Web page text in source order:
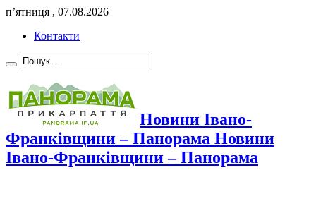
п’ятниця , 07.08.2026
Контакти
Новини Івано-
Франківщини – Панорама Новини
Івано-Франківщини – Панорама